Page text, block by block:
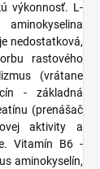
výkonnosť. L-
nedostatková,
rastového
(vrátane
- základná
(prenášač
aktivity a
Vitamín B6 -
aminokyselín,